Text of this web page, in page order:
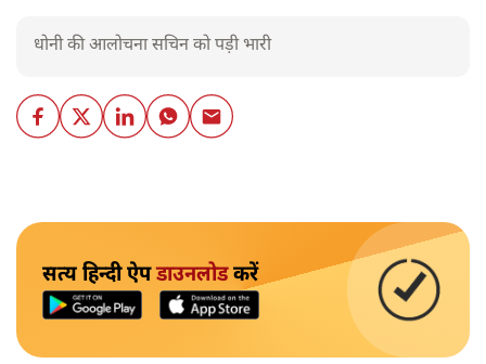
धोनी की आलोचना सचिन को पड़ी भारी
सत्य हिन्दी ऐपडाउनलोडकरें